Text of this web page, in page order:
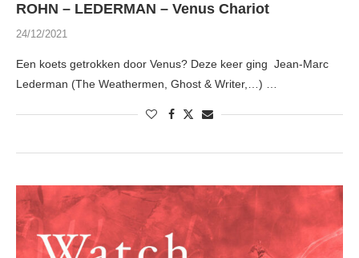
ROHN – LEDERMAN – Venus Chariot
24/12/2021
Een koets getrokken door Venus? Deze keer ging Jean-Marc
Lederman (The Weathermen, Ghost & Writer,…) …